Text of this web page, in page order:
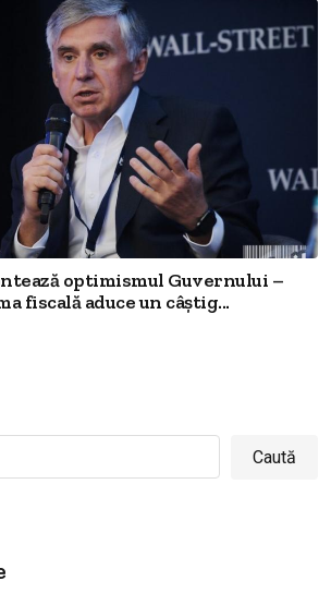
optimismul Guvernului –
fiscală aduce un câștig...